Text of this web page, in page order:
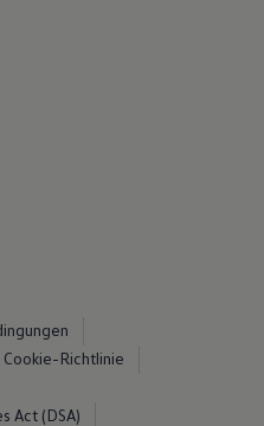
Cookie-Richtlinie
Act (DSA)